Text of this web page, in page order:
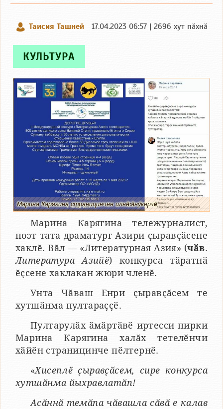
Таисия Ташней 17.04.2023 06:57 | 2696 хут пӑхнӑ
КУЛЬТУРА
Марина Карягина страницинчен илнӗ сӑнӳкерчӗк
Марина Карягина тележурналист,
поэт тата драматург Азири ҫыравҫӑсене
хаклӗ. Вӑл — «Литературная Азия» (чӑв.
Литература Азийӗ) конкурса тӑратнӑ
ӗҫсене хаклакан жюри членӗ.
Унта Чӑваш Енри ҫыравҫӑсем те
хутшӑнма пултараҫҫӗ.
Пултарулӑх ӑмӑртӑвӗ иртесси пирки
Марина Карягина халӑх тетелӗнчи
хӑйӗн страницинче пӗлтернӗ.
«Хисеплӗ ҫыравҫӑсем, сире конкурса
хутшӑнма йыхравлатӑп!
Асӑннӑ темӑпа чӑвашла сӑвӑ е калав